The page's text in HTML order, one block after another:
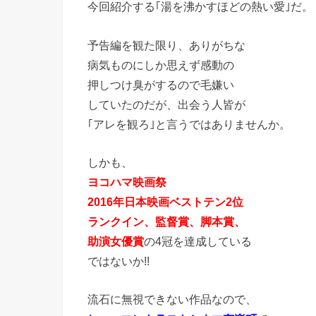
今回紹介する｢湯を沸かすほどの熱い愛｣だ。
予告編を観た限り、ありがちな
病気ものにしか思えず感動の
押しつけ臭がするので毛嫌い
していたのだが、出会う人皆が
｢アレを観ろ｣と言うではありませんか。
しかも、
ヨコハマ映画祭
2016年日本映画ベストテン2位
ランクイン、監督賞、脚本賞、
助演女優賞の4冠を達成している
ではないか!!
流石に無視できない作品なので、